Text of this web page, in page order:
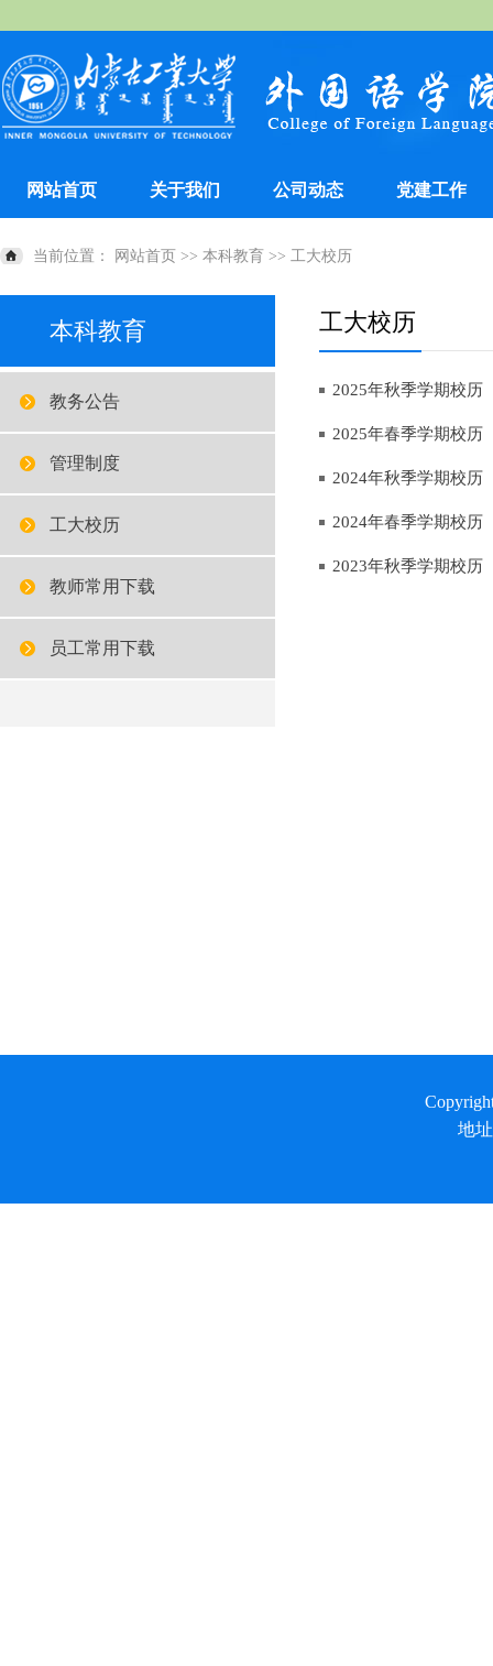
网站首页 关于我们 公司动态 党建工作
当前位置： 网站首页 >> 本科教育 >> 工大校历
本科教育
教务公告
管理制度
工大校历
教师常用下载
员工常用下载
工大校历
2025年秋季学期校历
2025年春季学期校历
2024年秋季学期校历
2024年春季学期校历
2023年秋季学期校历
地